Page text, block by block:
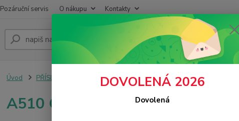
Pozáruční servis O nákupu Kontakty
Hledat
Úvod PŘÍSLUŠENSTVÍ Baterie Samsung A510 Galaxy A5 2016
A510 Galaxy A5 2016
DOVOLENÁ 2026
Dovolená